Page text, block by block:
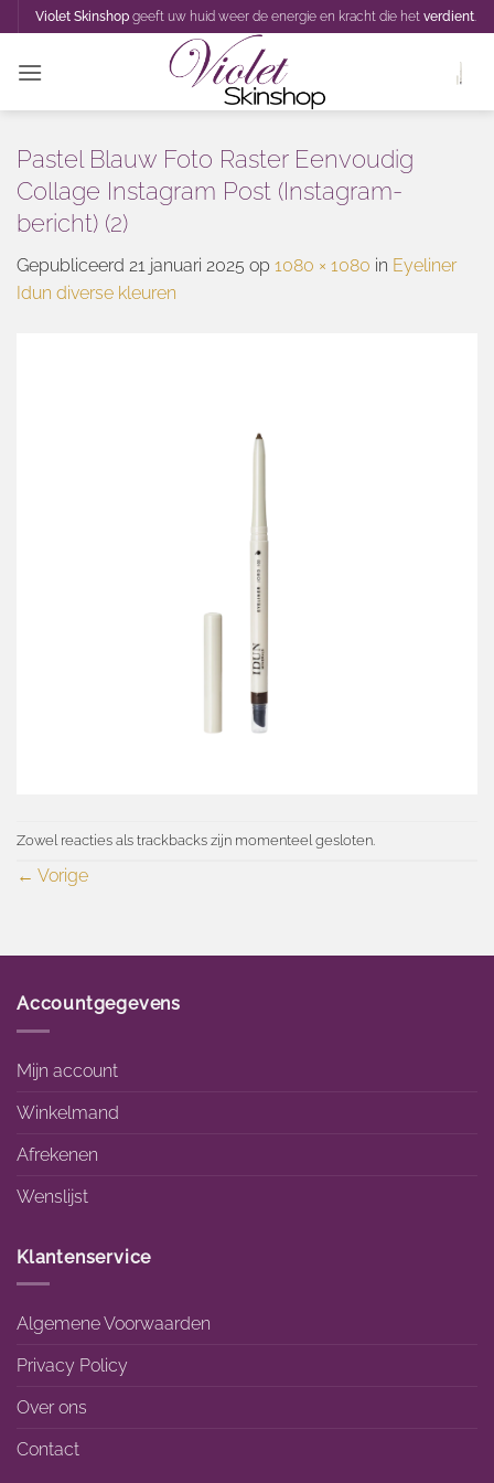
naar
inhoud
Violet Skinshopgeeft uw huid weer de energie en kracht die het verdient.
Pastel Blauw Foto Raster Eenvoudig
Collage Instagram Post (Instagram-
bericht) (2)
Gepubliceerd 21 januari 2025 op 1080 × 1080 in Eyeliner
Idun diverse kleuren
Zowel reacties als trackbacks zijn momenteel gesloten.
← Vorige
Accountgegevens
Mijn account
Winkelmand
Afrekenen
Wenslijst
Klantenservice
Algemene Voorwaarden
Privacy Policy
Over ons
Contact